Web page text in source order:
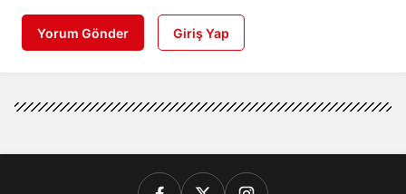
Yorum Gönder Giriş Yap